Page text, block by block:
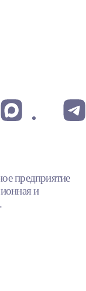
предприятие
и